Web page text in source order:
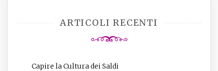
ARTICOLI RECENTI
Capire la Cultura dei Saldi